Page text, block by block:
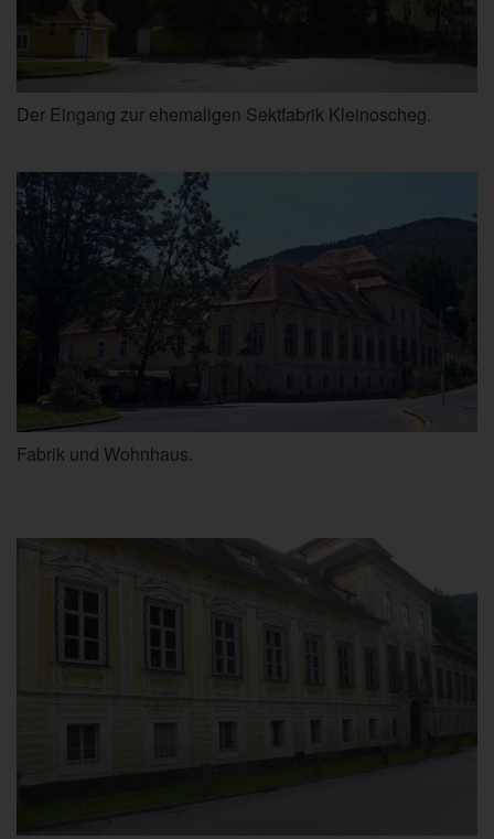
Der Eingang zur ehemaligen Sektfabrik Kleinoscheg.
Fabrik und Wohnhaus.